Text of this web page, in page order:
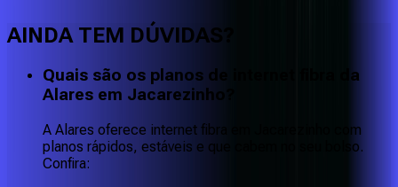
AINDA TEM DÚVIDAS?
Quais são os planos de internet fibra da
Alares em Jacarezinho?
A Alares oferece internet fibra em Jacarezinho com
planos rápidos, estáveis e que cabem no seu bolso.
Confira: